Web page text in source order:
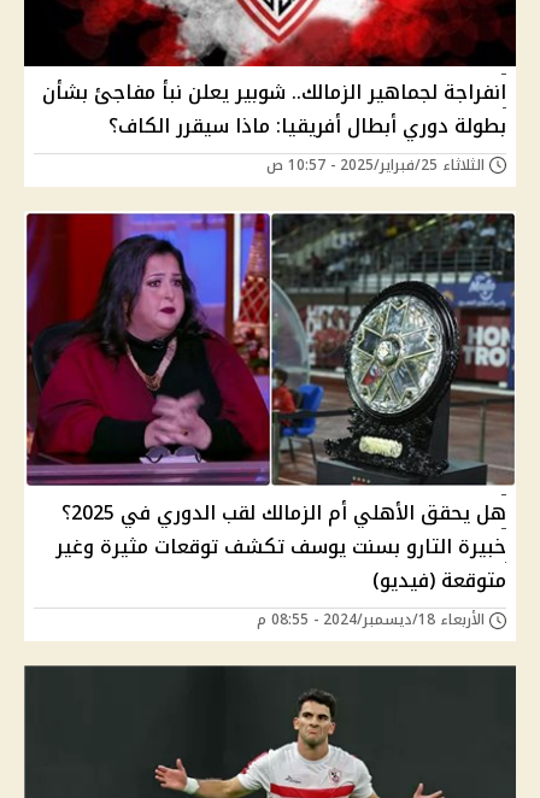
انفراجة لجماهير الزمالك.. شوبير يعلن نبأ مفاجئ بشأن
بطولة دوري أبطال أفريقيا: ماذا سيقرر الكاف؟
الثلاثاء 25/فبراير/2025 - 10:57 ص
هل يحقق الأهلي أم الزمالك لقب الدوري في 2025؟
خبيرة التارو بسنت يوسف تكشف توقعات مثيرة وغير
متوقعة (فيديو)
الأربعاء 18/ديسمبر/2024 - 08:55 م